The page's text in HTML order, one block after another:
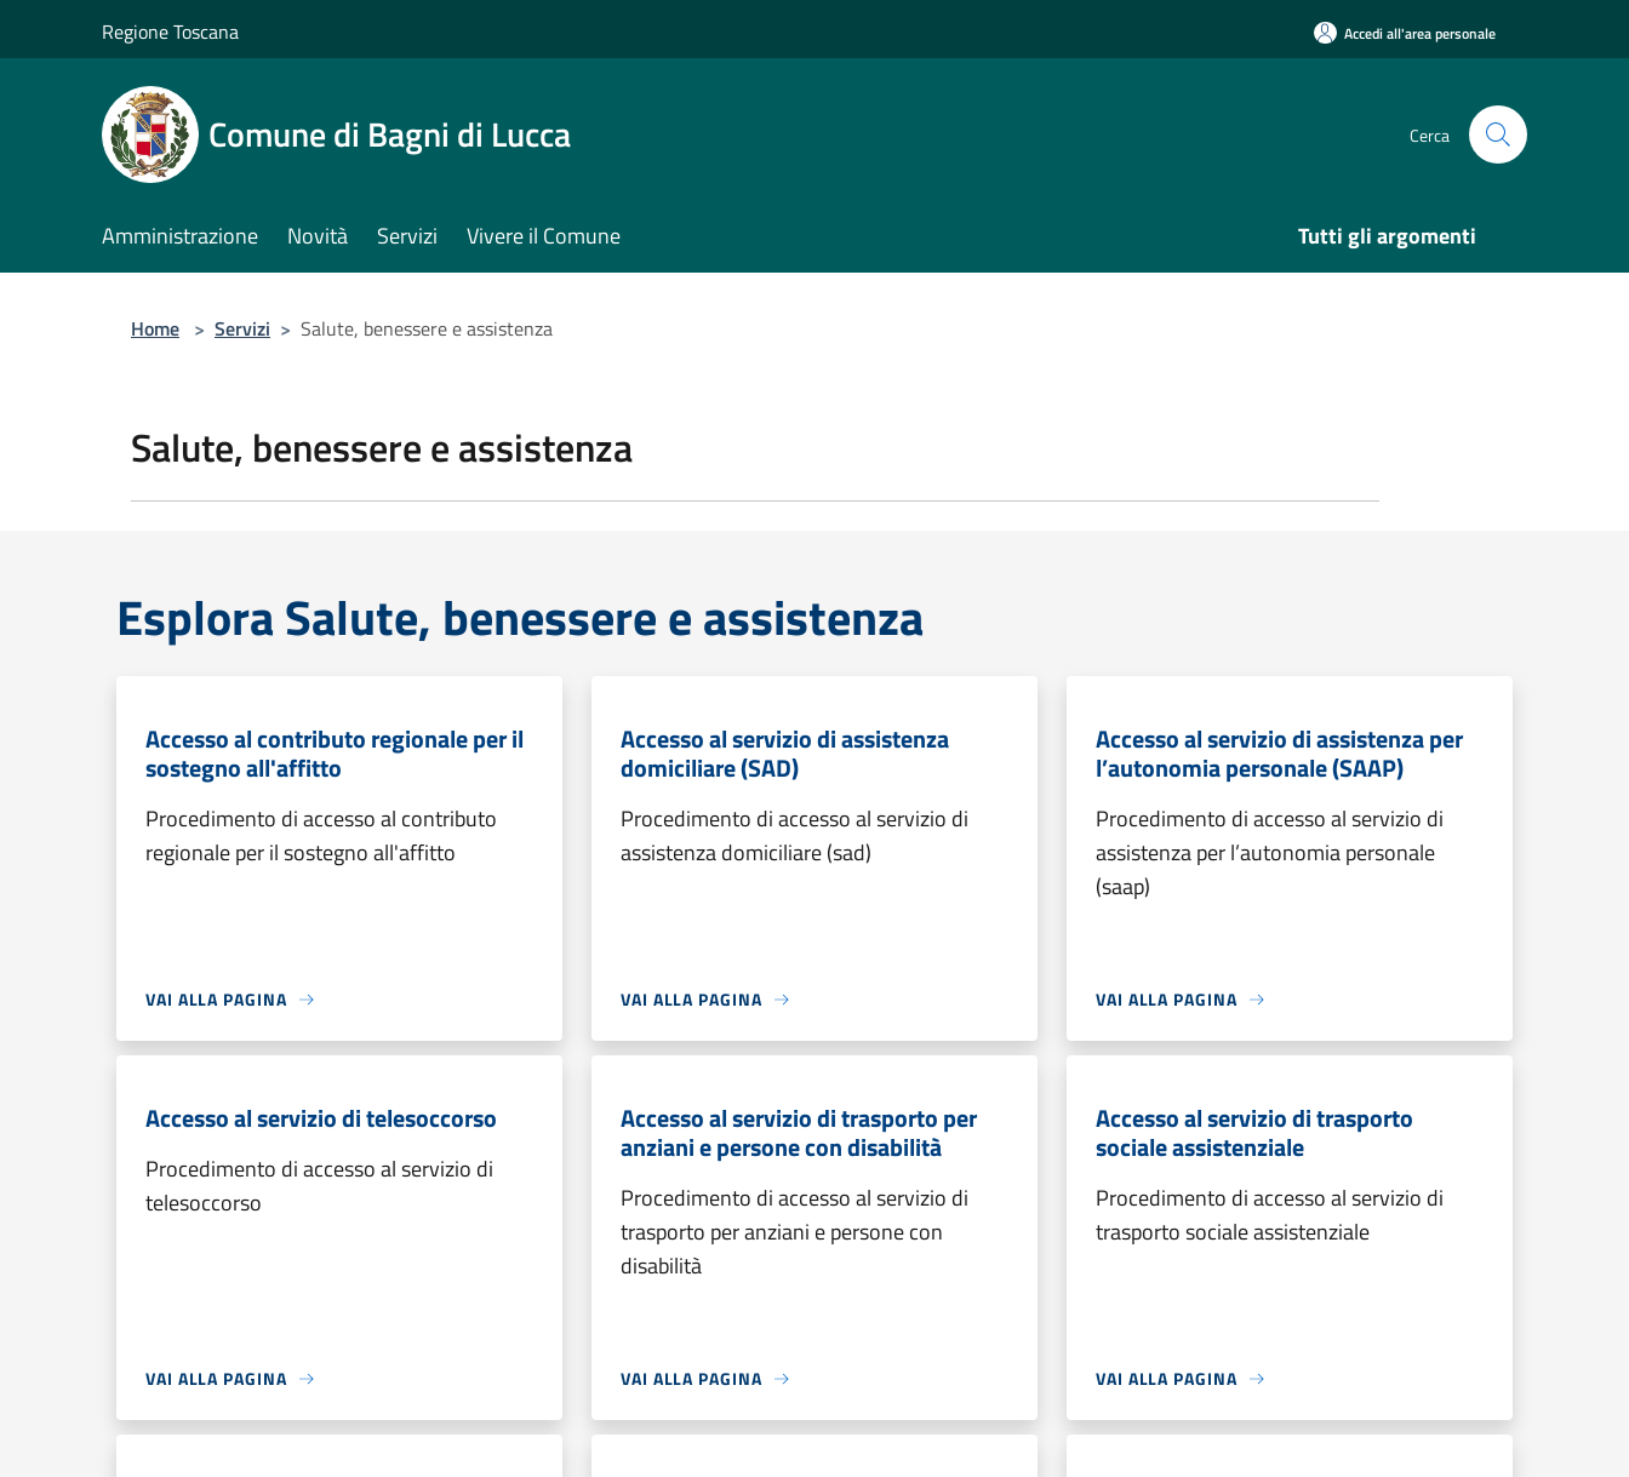
Regione Toscana Accedi all'area personale
Comune di Bagni di Lucca Cerca
Amministrazione Novità Servizi Vivere il Comune Tutti gli argomenti
Home > Servizi > Salute, benessere e assistenza
Salute, benessere e assistenza
Esplora Salute, benessere e assistenza
Accesso al contributo regionale per il
sostegno all'affitto
Procedimento di accesso al contributo
regionale per il sostegno all'affitto
VAI ALLA PAGINA
Accesso al servizio di assistenza
domiciliare (SAD)
Procedimento di accesso al servizio di
assistenza domiciliare (sad)
VAI ALLA PAGINA
Accesso al servizio di assistenza per
l’autonomia personale (SAAP)
Procedimento di accesso al servizio di
assistenza per l’autonomia personale
(saap)
VAI ALLA PAGINA
Accesso al servizio di telesoccorso
Procedimento di accesso al servizio di
telesoccorso
VAI ALLA PAGINA
Accesso al servizio di trasporto per
anziani e persone con disabilità
Procedimento di accesso al servizio di
trasporto per anziani e persone con
disabilità
VAI ALLA PAGINA
Accesso al servizio di trasporto
sociale assistenziale
Procedimento di accesso al servizio di
trasporto sociale assistenziale
VAI ALLA PAGINA